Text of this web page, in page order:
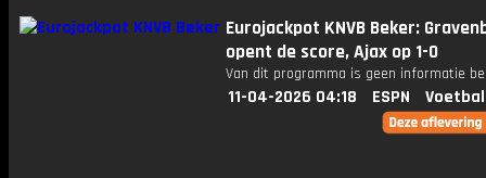
Eurojackpot KNVB Beker:
opent de score, Ajax op 1-0
Van dit programma is geen informatie
11-04-2026 04:18 ESPN